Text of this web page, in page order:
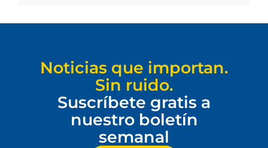
Noticias que importan.
Sin ruido.
Suscríbete gratis a
nuestro boletín
semanal